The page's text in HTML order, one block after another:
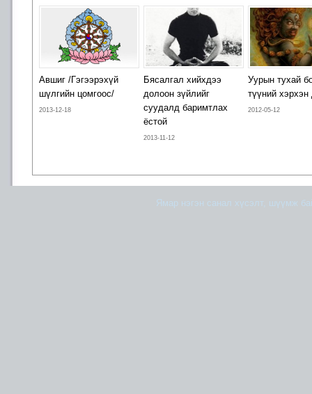
Авшиг /Гэгээрэхүй
шүлгийн цомгоос/
2013-12-18
Бясалгал хийхдээ
долоон зүйлийг
суудалд баримтлах
ёстой
2013-11-12
Уурын тухай
түүний хэрхэн
2012-05-12
Ямар нэгэн санал хүсэлт, шүүмж